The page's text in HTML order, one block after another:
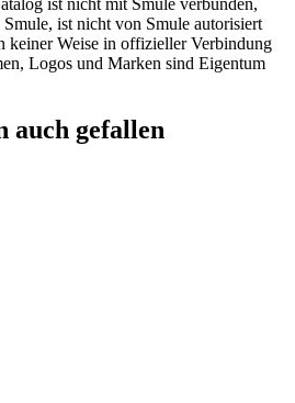
ist nicht von Smule autorisiert
keiner Weise in offizieller Verbindung
Logos und Marken sind Eigentum
auch gefallen